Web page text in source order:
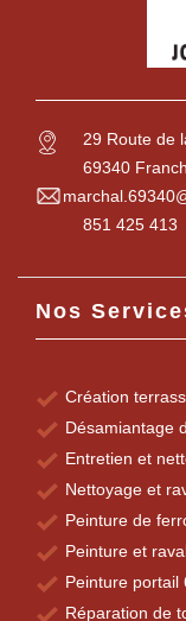
29 Route de
69340
851 425 413
Nos
Création
Désamiantage
Entretien et
Nettoyage et
Peinture de
Peinture et
Peinture portail
Réparation de